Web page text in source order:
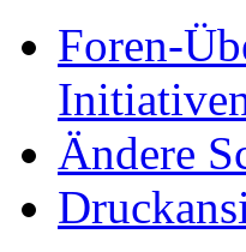
Foren-
Ändere